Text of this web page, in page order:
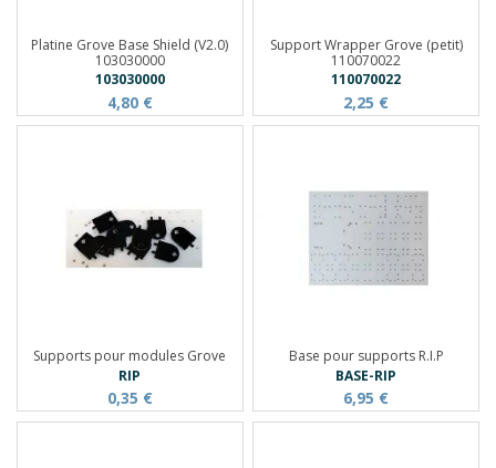
Platine Grove Base Shield (V2.0)
103030000
103030000
4,80 €
Support Wrapper Grove (petit)
110070022
110070022
2,25 €
Supports pour modules Grove
RIP
0,35 €
Base pour supports R.I.P
BASE-RIP
6,95 €